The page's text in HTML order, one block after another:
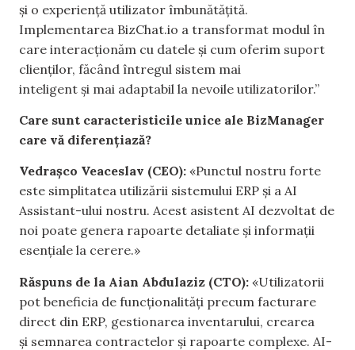
și o experiență utilizator îmbunătățită.
Implementarea BizChat.io a transformat modul în
care interacționăm cu datele și cum oferim suport
clienților, făcând întregul sistem mai
inteligent și mai adaptabil la nevoile utilizatorilor.”
Care sunt caracteristicile unice ale BizManager
care vă diferențiază?
Vedrașco Veaceslav (CEO): «Punctul nostru forte
este simplitatea utilizării sistemului ERP și a AI
Assistant-ului nostru. Acest asistent AI dezvoltat de
noi poate genera rapoarte detaliate și informații
esențiale la cerere.»
Răspuns de la Aian Abdulaziz (CTO): «Utilizatorii
pot beneficia de funcționalități precum facturare
direct din ERP, gestionarea inventarului, crearea
și semnarea contractelor și rapoarte complexe. AI-